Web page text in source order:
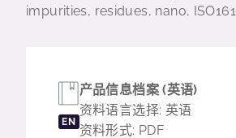
impurities, residues, nano,
EN
产品信息档案 (英语)
资料语言选择: 英语
资料形式: PDF